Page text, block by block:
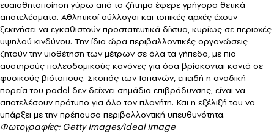
ευαισθητοποίηση γύρω από το ζήτημα έφερε γρήγορα θετικά
αποτελέσματα. Αθλητικοί σύλλογοι και τοπικές αρχές έχουν
ξεκινήσει να εγκαθιστούν προστατευτικά δίχτυα, κυρίως σε περιοχές
υψηλού κινδύνου. Την ίδια ώρα περιβαλλοντικές οργανώσεις
ζητούν την υιοθέτηση των μέτρων σε όλα τα γήπεδα, με πιο
αυστηρούς πολεοδομικούς κανόνες για όσα βρίσκονται κοντά σε
φυσικούς βιότοπους. Σκοπός των Ισπανών, επειδή η ανοδική
πορεία του padel δεν δείχνει σημάδια επιβράδυνσης, είναι να
αποτελέσουν πρότυπο για όλο τον πλανήτη. Και η εξέλιξή του να
υπάρξει με την πρέπουσα περιβαλλοντική υπευθυνότητα.
Φωτογραφίες: Getty Images/Ideal Image